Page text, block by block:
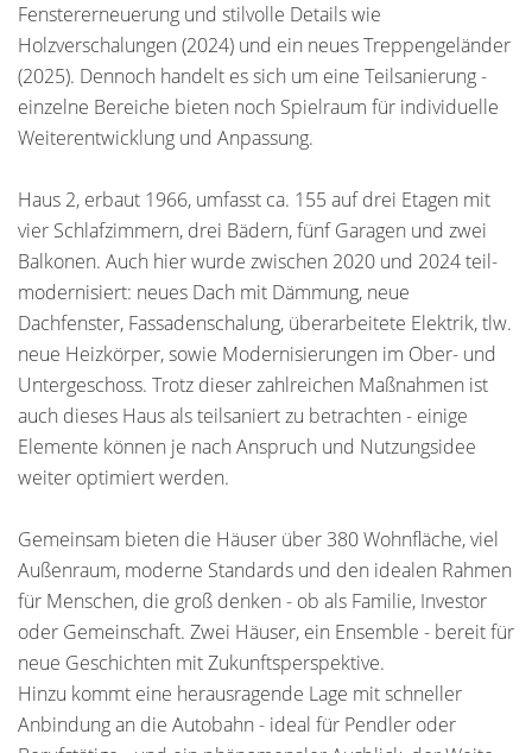
Fenstererneuerung und stilvolle Details wie
Holzverschalungen (2024) und ein neues Treppengeländer
(2025). Dennoch handelt es sich um eine Teilsanierung -
einzelne Bereiche bieten noch Spielraum für individuelle
Weiterentwicklung und Anpassung.
Haus 2, erbaut 1966, umfasst ca. 155 auf drei Etagen mit
vier Schlafzimmern, drei Bädern, fünf Garagen und zwei
Balkonen. Auch hier wurde zwischen 2020 und 2024 teil-
modernisiert: neues Dach mit Dämmung, neue
Dachfenster, Fassadenschalung, überarbeitete Elektrik, tlw.
neue Heizkörper, sowie Modernisierungen im Ober- und
Untergeschoss. Trotz dieser zahlreichen Maßnahmen ist
auch dieses Haus als teilsaniert zu betrachten - einige
Elemente können je nach Anspruch und Nutzungsidee
weiter optimiert werden.
Gemeinsam bieten die Häuser über 380 Wohnfläche, viel
Außenraum, moderne Standards und den idealen Rahmen
für Menschen, die groß denken - ob als Familie, Investor
oder Gemeinschaft. Zwei Häuser, ein Ensemble - bereit für
neue Geschichten mit Zukunftsperspektive.
Hinzu kommt eine herausragende Lage mit schneller
Anbindung an die Autobahn - ideal für Pendler oder